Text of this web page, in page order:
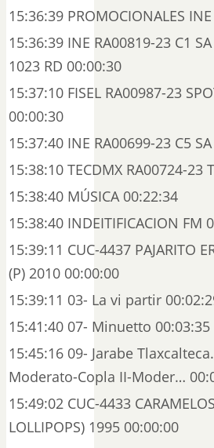
15:36:39 PROMOCIONALES
15:36:39 INE RA00819-23 C1
1023 RD 00:00:30
15:37:10 FISEL RA00987-23
00:00:30
15:37:40 INE RA00699-23 C5
15:38:10 TECDMX RA00724-23
15:38:40 MÚSICA 00:22:34
15:38:40 INDEITIFICACION FM
15:39:11 CUC-4437 PAJARITO
(P) 2010 00:00:00
15:39:11 03- La vi partir
15:41:40 07- Minuetto 00:03:35
15:45:16 09- Jarabe
Moderato-Copla II-Moder…
15:49:02 CUC-4433
LOLLIPOPS) 1995 00:00:00